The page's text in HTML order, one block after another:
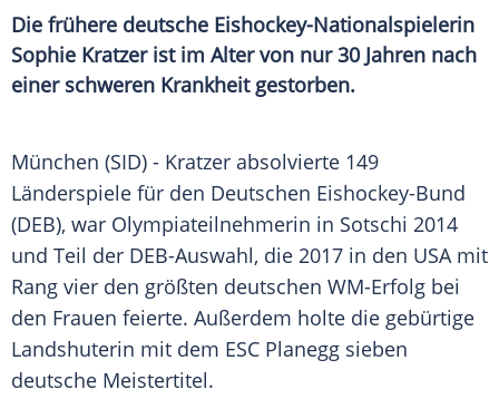
Die frühere deutsche Eishockey-Nationalspielerin
Sophie Kratzer ist im Alter von nur 30 Jahren nach
einer schweren Krankheit gestorben.
München (SID) - Kratzer absolvierte 149
Länderspiele für den Deutschen Eishockey-Bund
(DEB), war Olympiateilnehmerin in Sotschi 2014
und Teil der DEB-Auswahl, die 2017 in den USAmit
Rang vier den größten deutschen WM-Erfolg bei
den Frauen feierte. Außerdem holte die gebürtige
Landshuterin mit dem ESC Planegg sieben
deutsche Meistertitel.